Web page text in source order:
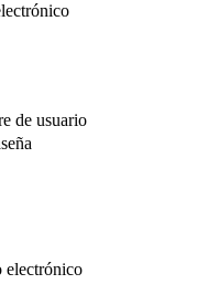
de usuario
electrónico